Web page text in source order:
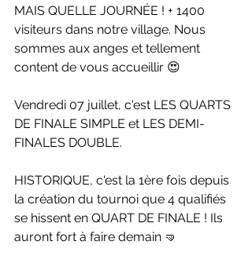
MAIS QUELLE JOURNÉE ! + 1400
visiteurs dans notre village. Nous
sommes aux anges et tellement
content de vous accueillir 😍
Vendredi 07 juillet, c'est LES QUARTS
DE FINALE SIMPLE et LES DEMI-
FINALES DOUBLE.
HISTORIQUE, c'est la 1ère fois depuis
la création du tournoi que 4 qualifiés
se hissent en QUART DE FINALE ! Ils
auront fort à faire demain 🤜